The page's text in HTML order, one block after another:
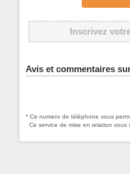
Inscrivez
Avis et commentaires
* Ce numero de téléphone vous
Ce service de mise en relation